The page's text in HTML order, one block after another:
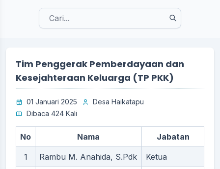
Tim Penggerak Pemberdayaan dan
Kesejahteraan Keluarga (TP PKK)
01 Januari 2025
Desa Haikatapu
Dibaca 424 Kali
No Nama Jabatan
1 Rambu M. Anahida, S.Pdk Ketua